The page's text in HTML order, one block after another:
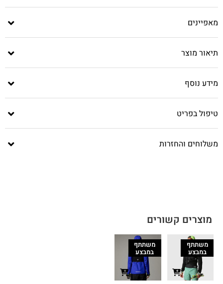
מאפיינים
תיאור מוצר
מידע נוסף
טיפול בפריט
משלוחים והחזרות
מוצרים קשורים
משתתף
במבצע
משתתף
במבצע